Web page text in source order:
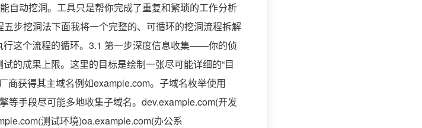
自动挖洞。工具只是帮你完成了重复和繁琐的工作分析
步挖洞法下面我将一个完整的、可循环的挖洞流程拆解
行这个流程的循环。3.1 第一步深度信息收集——你的侦
的成果上限。这里的目标是绘制一张尽可能详细的“目
商获得其主域名例如example.com。子域名枚举使用
等手段尽可能多地收集子域名。dev.example.com(开发
测试环境)oa.example.com(办公系